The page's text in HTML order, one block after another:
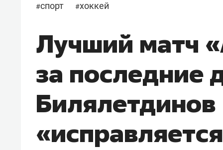
#спорт #хоккей
Лучший матч
за последние
Билялетдинов
Василь Мазитов
МАРТ
«Не зная местных
потерять минимум
полгода»
Как бизнесу выйти на зарубежные